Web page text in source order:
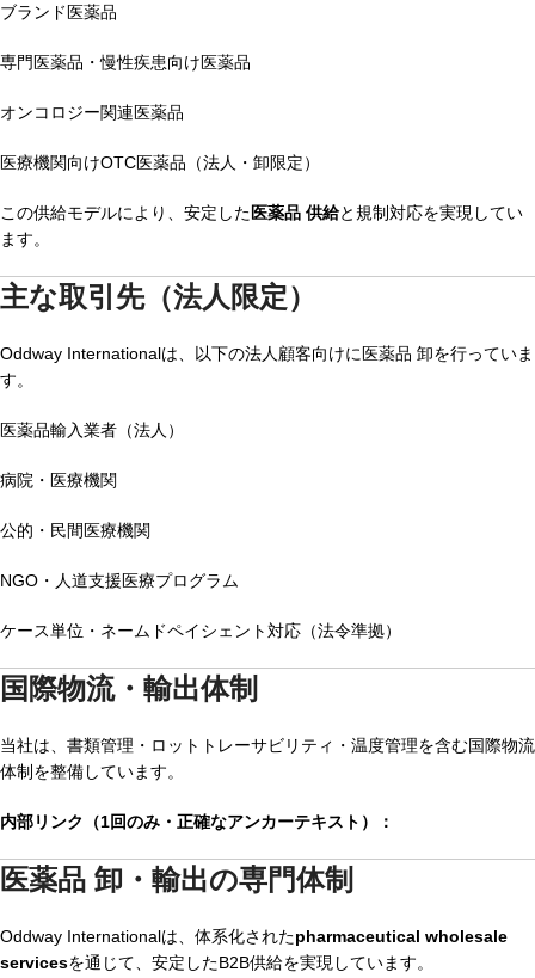
ブランド医薬品
専門医薬品・慢性疾患向け医薬品
オンコロジー関連医薬品
医療機関向けOTC医薬品（法人・卸限定）
この供給モデルにより、安定した医薬品 供給と規制対応を実現してい
ます。
主な取引先（法人限定）
Oddway Internationalは、以下の法人顧客向けに医薬品 卸を行っていま
す。
医薬品輸入業者（法人）
病院・医療機関
公的・民間医療機関
NGO・人道支援医療プログラム
ケース単位・ネームドペイシェント対応（法令準拠）
国際物流・輸出体制
当社は、書類管理・ロットトレーサビリティ・温度管理を含む国際物流
体制を整備しています。
内部リンク（1回のみ・正確なアンカーテキスト）：
医薬品 卸・輸出の専門体制
Oddway Internationalは、体系化されたpharmaceutical wholesale
servicesを通じて、安定したB2B供給を実現しています。